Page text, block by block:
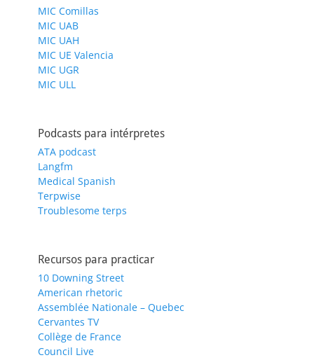
MIC Comillas
MIC UAB
MIC UAH
MIC UE Valencia
MIC UGR
MIC ULL
Podcasts para intérpretes
ATA podcast
Langfm
Medical Spanish
Terpwise
Troublesome terps
Recursos para practicar
10 Downing Street
American rhetoric
Assemblée Nationale – Quebec
Cervantes TV
Collège de France
Council Live